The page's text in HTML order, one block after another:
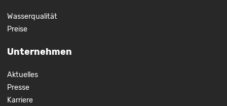
Wasserqualität
Preise
Unternehmen
Aktuelles
Presse
Karriere